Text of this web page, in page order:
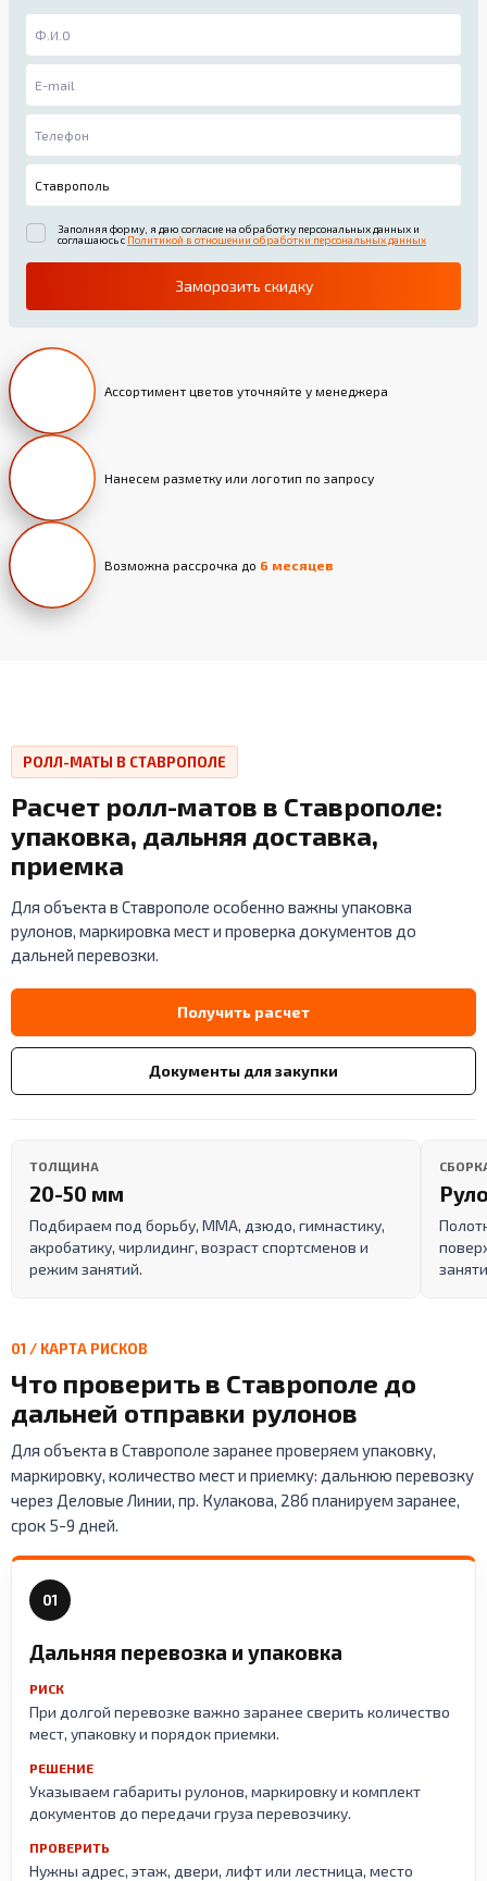
Заполняя форму, я даю согласие на обработку персональных данных и
соглашаюсь с Политикой в отношении обработки персональных данных
Заморозить скидку
Ассортимент цветов уточняйте у менеджера
Нанесем разметку или логотип по запросу
Возможна рассрочка до 6 месяцев
РОЛЛ-МАТЫ В СТАВРОПОЛЕ
Расчет ролл-матов в Ставрополе:
упаковка, дальняя доставка,
приемка
Для объекта в Ставрополе особенно важны упаковка
рулонов, маркировка мест и проверка документов до
дальней перевозки.
Получить расчет
Документы для закупки
ТОЛЩИНА
20-50 мм
Подбираем под борьбу, ММА, дзюдо, гимнастику,
акробатику, чирлидинг, возраст спортсменов и
режим занятий.
01 / КАРТА РИСКОВ
Что проверить в Ставрополе до
дальней отправки рулонов
Для объекта в Ставрополе заранее проверяем упаковку,
маркировку, количество мест и приемку: дальнюю перевозку
через Деловые Линии, пр. Кулакова, 28б планируем заранее,
срок 5-9 дней.
01
Дальняя перевозка и упаковка
РИСК
При долгой перевозке важно заранее сверить количество
мест, упаковку и порядок приемки.
РЕШЕНИЕ
Указываем габариты рулонов, маркировку и комплект
документов до передачи груза перевозчику.
ПРОВЕРИТЬ
Нужны адрес, этаж, двери, лифт или лестница, место